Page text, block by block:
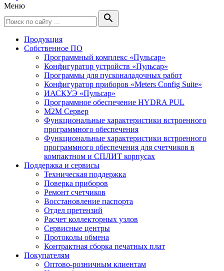
Меню
search
Продукция
Собственное ПО
Программный комплекс «Пульсар»
Конфигуратор устройств «Пульсар»
Программы для пусконаладочных работ
Конфигуратор приборов «Meters Config Suite»
ИАСКУЭ «Пульсар»
Программное обеспечение HYDRA PUL
M2M Сервер
Функциональные характеристики встроенного
программного обеспечения
Функциональные характеристики встроенного
программного обеспечения для счетчиков в
компактном и СПЛИТ корпусах
Поддержка и сервисы
Техническая поддержка
Поверка приборов
Ремонт счетчиков
Восстановление паспорта
Отдел претензий
Расчет коллекторных узлов
Сервисные центры
Протоколы обмена
Контрактная сборка печатных плат
Покупателям
Оптово-розничным клиентам